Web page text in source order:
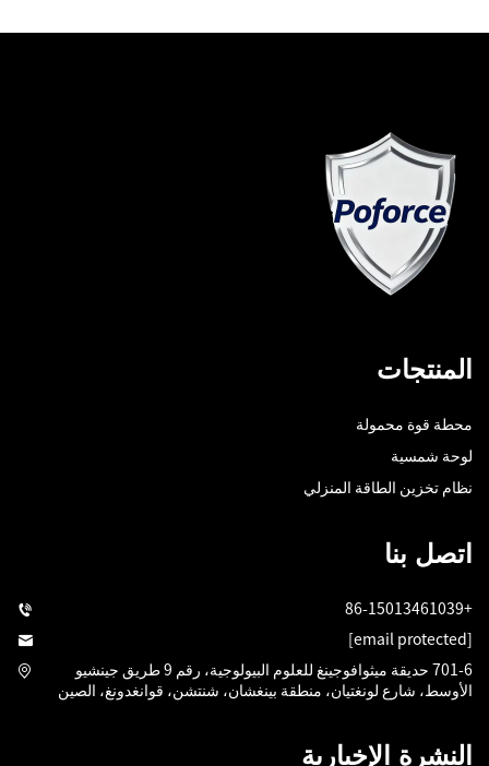
المنتجات
محطة قوة محمولة
لوحة شمسية
نظام تخزين الطاقة المنزلي
اتصل بنا
+86-15013461039
[email protected]
701-6 حديقة ميثوافوجينغ للعلوم البيولوجية، رقم 9 طريق جينشيو
الأوسط، شارع لونغتيان، منطقة بينغشان، شنتشن، قوانغدونغ، الصين
النشرة الإخبارية